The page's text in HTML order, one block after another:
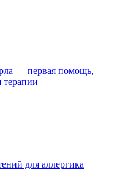
— первая помощь,
терапии
для аллергика